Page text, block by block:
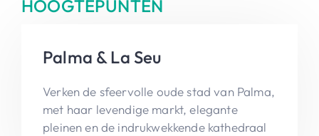
HOOGTEPUNTEN
Palma & La Seu
Verken de sfeervolle oude stad van Palma,
met haar levendige markt, elegante
pleinen en de indrukwekkende kathedraal